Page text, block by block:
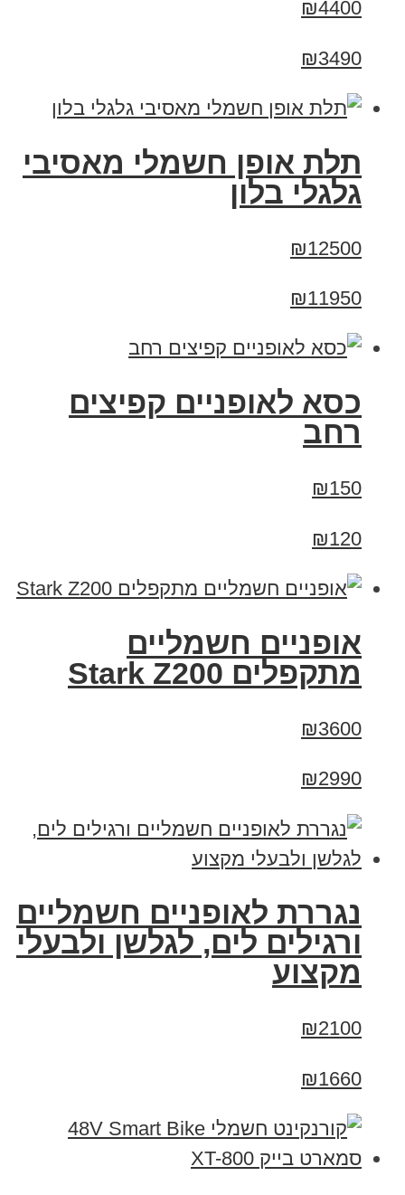
₪4400
₪3490
תלת אופן חשמלי מאסיבי
גלגלי בלון
₪12500
₪11950
כסא לאופניים קפיצים
רחב
₪150
₪120
‏אופניים חשמליים
‏מתקפלים Stark Z200
₪3600
₪2990
נגררת לאופניים חשמליים
ורגילים לים, לגלשן ולבעלי
מקצוע
₪2100
₪1660